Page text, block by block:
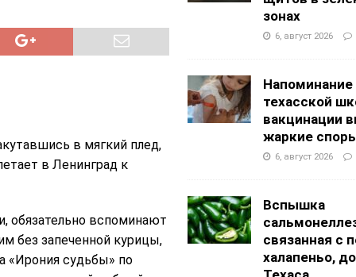
в мягкий плед,
в Ленинград к
обязательно вспоминают
без запеченной курицы,
«Ирония судьбы» по
зонах
6, август 2026
Напоминание
техасской
вакцинации
жаркие
6, август 2026
Вспышка
связанная с
халапеньо,